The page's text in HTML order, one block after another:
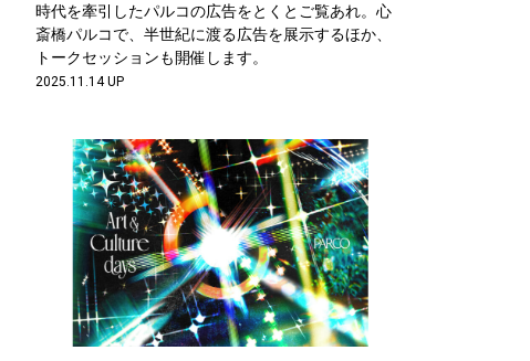
時代を牽引したパルコの広告をとくとご覧あれ。心
斎橋パルコで、半世紀に渡る広告を展示するほか、
トークセッションも開催します。
2025.11.14 UP